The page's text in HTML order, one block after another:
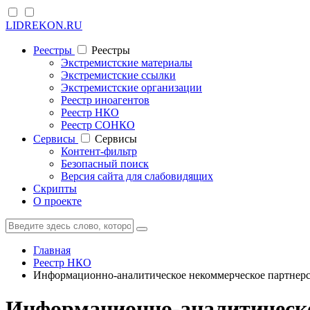
LIDREKON.RU
Реестры
Реестры
Экстремистские материалы
Экстремистские ссылки
Экстремистские организации
Реестр иноагентов
Реестр НКО
Реестр СОНКО
Cервисы
Cервисы
Контент-фильтр
Безопасный поиск
Версия сайта для слабовидящих
Скрипты
О проекте
Главная
Реестр НКО
Информационно-аналитическое некоммерческое